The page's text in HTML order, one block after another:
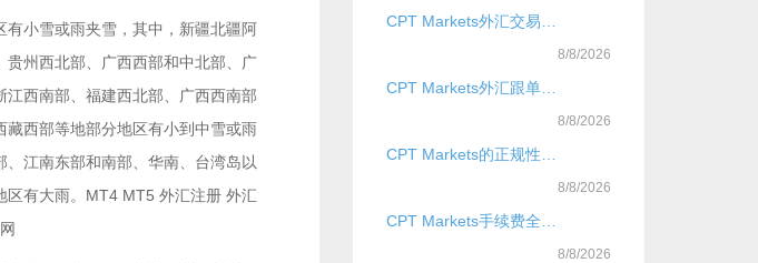
小雪或雨夹雪，其中，新疆北疆阿
州西北部、广西西部和中北部、广
西南部、福建西北部、广西西南部
西部等地部分地区有小到中雪或雨
江南东部和南部、华南、台湾岛以
区有大雨。MT4 MT5 外汇注册 外汇
8/8/2026
CPT Markets外汇跟单系统解析
8/8/2026
8/8/2026
8/8/2026